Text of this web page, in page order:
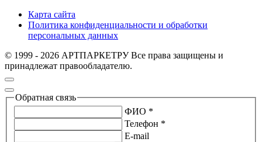
Карта сайта
Политика конфиденциальности и обработки
персональных данных
© 1999 - 2026 АРТПАРКЕТРУ Все права защищены и
принадлежат правообладателю.
Обратная связь
ФИО *
Телефон *
E-mail